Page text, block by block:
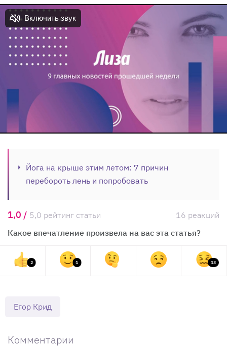
Йога на крыше этим летом: 7 причин
перебороть лень и попробовать
1,0 / 5,0 рейтинг статьи
16 реакций
Какое впечатление произвела на вас эта статья?
2 1 13
Егор Крид
Комментарии